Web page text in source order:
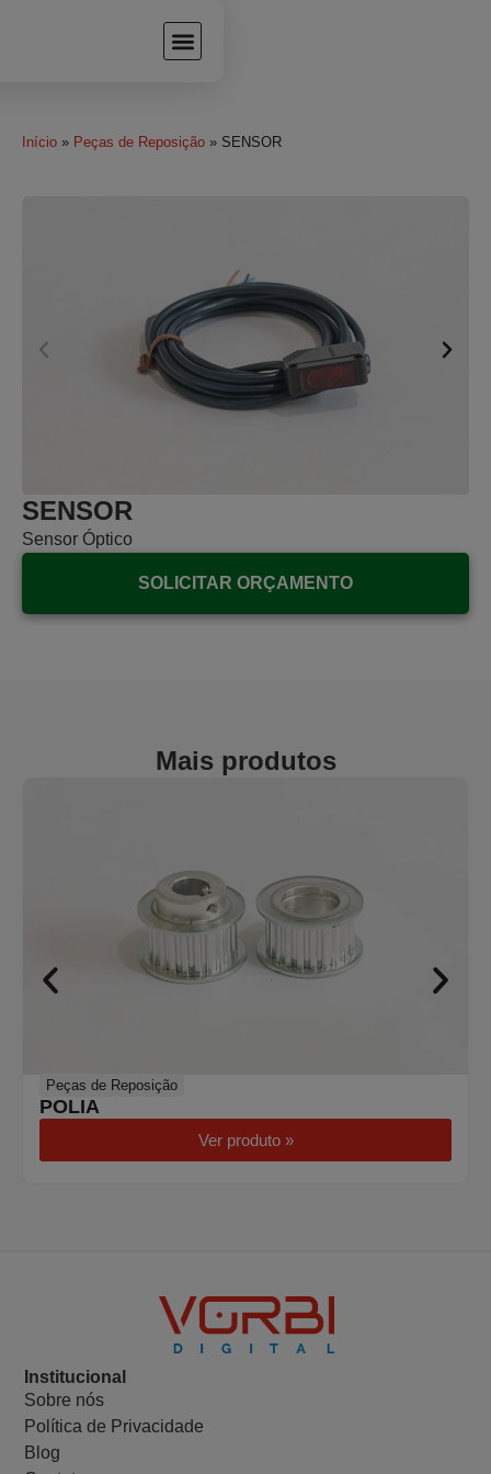
Início » Peças de Reposição » SENSOR
SENSOR
Sensor Óptico
SOLICITAR ORÇAMENTO
Mais produtos
Peças de Reposição
POLIA
Ver produto »
Institucional
Sobre nós
Política de Privacidade
Blog